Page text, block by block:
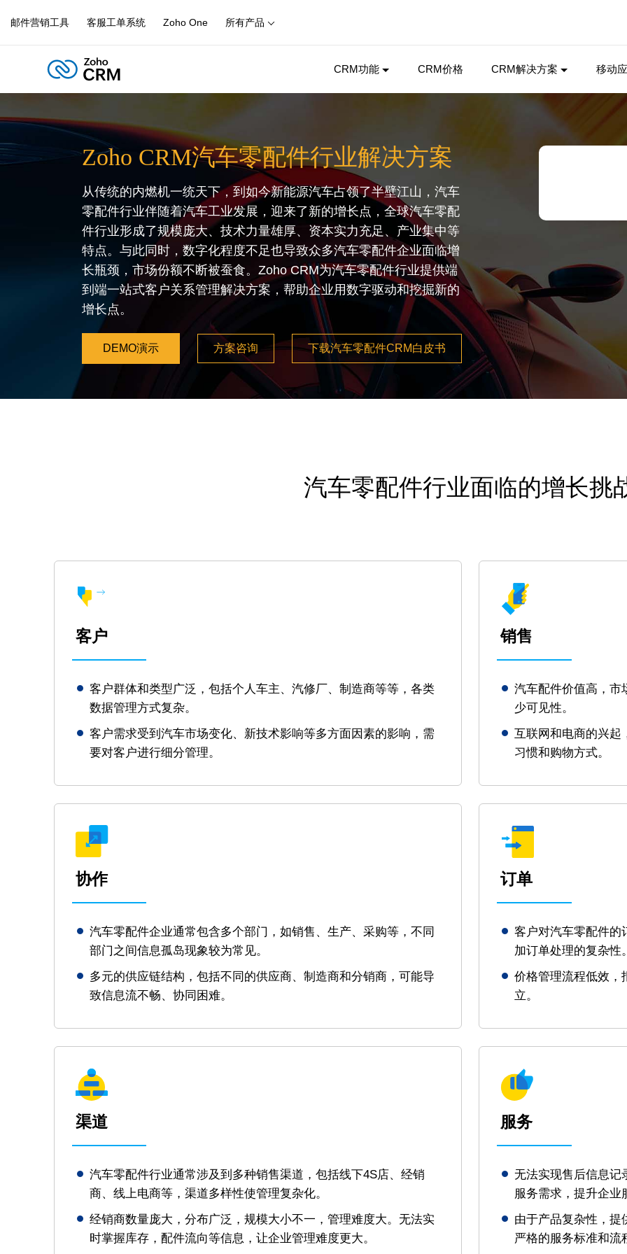
邮件营销工具 客服工单系统 Zoho One 所有产品
CRM功能 CRM价格 CRM解决方案 移动
Zoho CRM汽车零配件行业解决方案
从传统的内燃机一统天下，到如今新能源汽车占领了半壁江山，汽车
零配件行业伴随着汽车工业发展，迎来了新的增长点，全球汽车零配
件行业形成了规模庞大、技术力量雄厚、资本实力充足、产业集中等
特点。与此同时，数字化程度不足也导致众多汽车零配件企业面临增
长瓶颈，市场份额不断被蚕食。Zoho CRM为汽车零配件行业提供端
到端一站式客户关系管理解决方案，帮助企业用数字驱动和挖掘新的
增长点。
DEMO演示 方案咨询 下载汽车零配件CRM白皮书
汽车零配件行业面临的增长挑
客户
客户群体和类型广泛，包括个人车主、汽修厂、制造商等等，各类
数据管理方式复杂。
客户需求受到汽车市场变化、新技术影响等多方面因素的影响，需
要对客户进行细分管理。
销售
汽车配件价值高，市
少可见性。
互联网和电商的兴起
习惯和购物方式。
协作
汽车零配件企业通常包含多个部门，如销售、生产、采购等，不同
部门之间信息孤岛现象较为常见。
多元的供应链结构，包括不同的供应商、制造商和分销商，可能导
致信息流不畅、协同困难。
订单
客户对汽车零配件的
加订单处理的复杂性
价格管理流程低效，
立。
渠道
汽车零配件行业通常涉及到多种销售渠道，包括线下4S店、经销
商、线上电商等，渠道多样性使管理复杂化。
经销商数量庞大，分布广泛，规模大小不一，管理难度大。无法实
时掌握库存，配件流向等信息，让企业管理难度更大。
服务
无法实现售后信息记
服务需求，提升企业
由于产品复杂性，提
严格的服务标准和流